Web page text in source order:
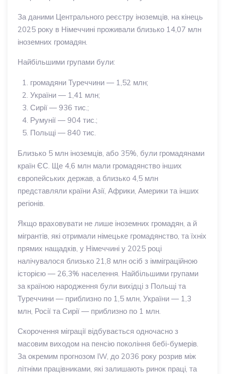
За даними Центрального реєстру іноземців, на кінець
2025 року в Німеччині проживали близько 14,07 млн
іноземних громадян.
Найбільшими групами були:
громадяни Туреччини — 1,52 млн;
України — 1,41 млн;
Сирії — 936 тис.;
Румунії — 904 тис.;
Польщі — 840 тис.
Близько 5 млн іноземців, або 35%, були громадянами
країн ЄС. Ще 4,6 млн мали громадянство інших
європейських держав, а близько 4,5 млн
представляли країни Азії, Африки, Америки та інших
регіонів.
Якщо враховувати не лише іноземних громадян, а й
мігрантів, які отримали німецьке громадянство, та їхніх
прямих нащадків, у Німеччині у 2025 році
налічувалося близько 21,8 млн осіб з імміграційною
історією — 26,3% населення. Найбільшими групами
за країною народження були вихідці з Польщі та
Туреччини — приблизно по 1,5 млн, України — 1,3
млн, Росії та Сирії — приблизно по 1 млн.
Скорочення міграції відбувається одночасно з
масовим виходом на пенсію покоління бебі-бумерів.
За окремим прогнозом IW, до 2036 року розрив між
літніми працівниками, які залишають ринок праці, та